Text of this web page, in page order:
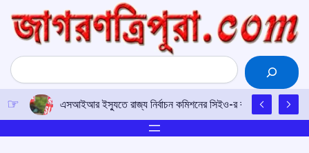
content
Search
এসআইআর ইস্যুতে রাজ্য নির্বাচন কমিশনের সিইও-র কাছে